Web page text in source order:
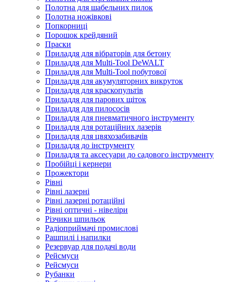
Полотна для шабельних пилок
Полотна ножівкові
Попкорниці
Порошок крейдяний
Праски
Приладдя для вібраторів для бетону
Приладдя для Multi-Tool DeWALT
Приладдя для Multi-Tool побутової
Приладдя для акумуляторних викруток
Приладдя для краскопультів
Приладдя для парових щіток
Приладдя для пилососів
Приладдя для пневматичного інструменту
Приладдя для ротаційних лазерів
Приладдя для цвяхозабивачів
Приладдя до інструменту
Приладдя та аксесуари до садового інструменту
Пробійці і кернери
Прожектори
Рівні
Рівні лазерні
Рівні лазерні ротаційні
Рівні оптичні - нівеліри
Різчики шпильок
Радіоприймачі промислові
Рашпилі і напилки
Резервуар для подачі води
Рейсмуси
Рейсмуси
Рубанки